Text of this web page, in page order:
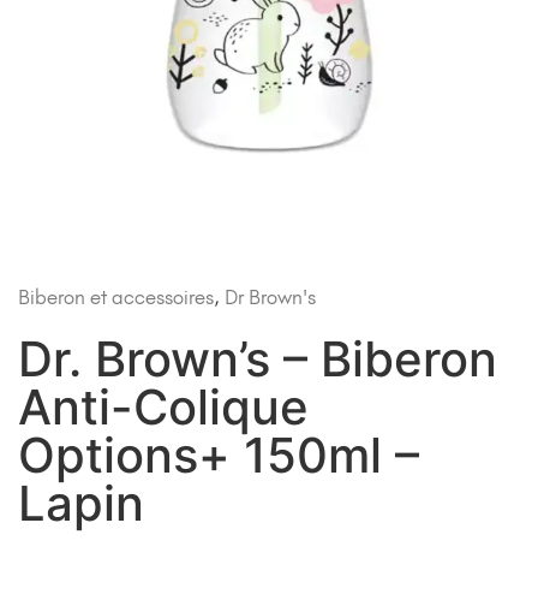
Biberon et accessoires, Dr Brown's
Dr. Brown’s – Biberon
Anti-Colique
Options+ 150ml –
Lapin